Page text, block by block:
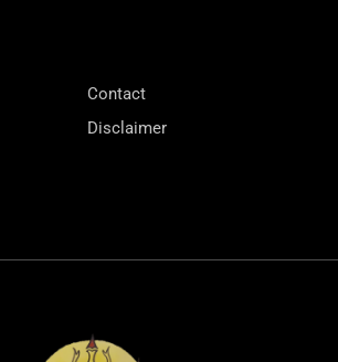
Contact
Disclaimer